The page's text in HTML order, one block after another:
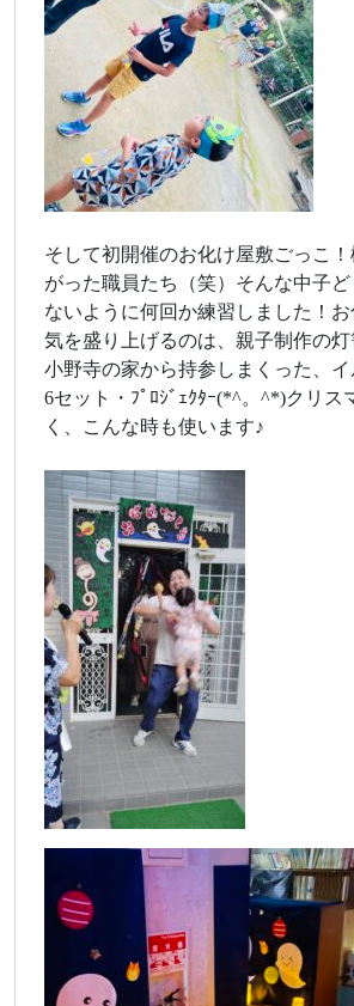
そして初開催のお化け屋敷ごっこ
がった職員たち（笑）そんな中子ど
ないように何回か練習しました！
気を盛り上げるのは、親子制作の
小野寺の家から持参しまくった、
6セット・ﾌﾟﾛｼﾞｪｸﾀｰ(*^。^*)クリス
く、こんな時も使います♪